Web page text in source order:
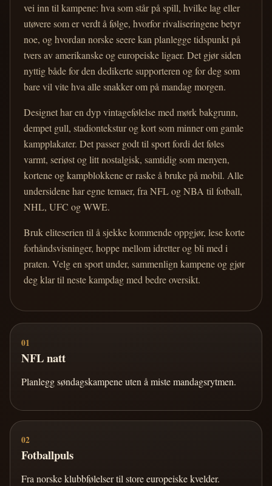
vei inn til kampene: hva som står på spill, hvilke lag eller
utøvere som er verdt å følge, hvorfor rivaliseringene betyr
noe, og hvordan norske seere kan planlegge tidspunkt på
tvers av amerikanske og europeiske ligaer. Det gjør siden
nyttig både for den dedikerte supporteren og for deg som
bare vil vite hva alle snakker om på mandag morgen.
Designet har en dyp vintagefølelse med mørk bakgrunn,
dempet gull, stadiontekstur og kort som minner om gamle
kampplakater. Det passer godt til sport fordi det føles
varmt, seriøst og litt nostalgisk, samtidig som menyen,
kortene og kampblokkene er raske å bruke på mobil. Alle
undersidene har egne temaer, fra NFL og NBA til fotball,
NHL, UFC og WWE.
Bruk eliteserien til å sjekke kommende oppgjør, lese korte
forhåndsvisninger, hoppe mellom idretter og bli med i
praten. Velg en sport under, sammenlign kampene og gjør
deg klar til neste kampdag med bedre oversikt.
01
NFL natt
Planlegg søndagskampene uten å miste mandagsrytmen.
02
Fotballpuls
Fra norske klubbfølelser til store europeiske kvelder.